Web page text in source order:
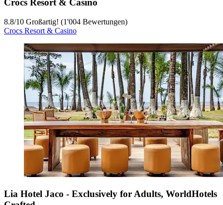
Crocs Resort & Casino
8.8/10 Großartig! (1'004 Bewertungen)
Crocs Resort & Casino
Lia Hotel Jaco - Exclusively for Adults, WorldHotels